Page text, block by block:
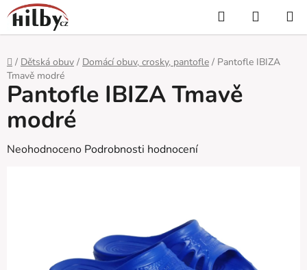
Přejít
na
obsah
Hledat
KOŠÍK
Domů
/ Dětská obuv / Domácí obuv, crosky, pantofle / Pantofle IBIZA
Tmavě modré
Pantofle IBIZA Tmavě
modré
Průměrné
Neohodnoceno Podrobnosti hodnocení